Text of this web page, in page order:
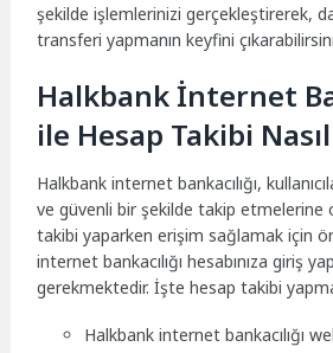
şekilde işlemlerinizi gerçekleştirerek,
transferi yapmanın keyfini
Halkbank İnternet
ile Hesap Takibi Nasıl
Halkbank internet bankacılığı,
ve güvenli bir şekilde takip etmelerine
takibi yaparken erişim sağlamak için
internet bankacılığı hesabınıza giriş
gerekmektedir. İşte hesap takibi
Halkbank internet bankacılığı